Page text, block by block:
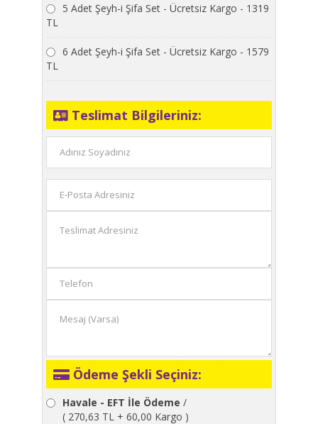
5 Adet Şeyh-i Şifa Set - Ücretsiz Kargo - 1319
TL
6 Adet Şeyh-i Şifa Set - Ücretsiz Kargo - 1579
TL
Teslimat Bilgileriniz:
Ödeme Şekli Seçiniz:
Havale - EFT İle Ödeme /
( 270,63 TL + 60,00 Kargo )